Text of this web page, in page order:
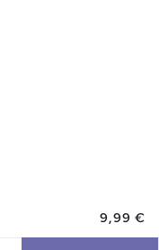
9,99 €